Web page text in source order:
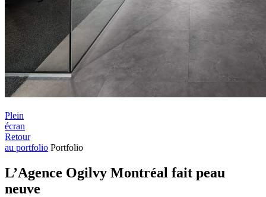
Plein
écran
Retour
au portfolio Portfolio
L’Agence Ogilvy Montréal fait peau
neuve